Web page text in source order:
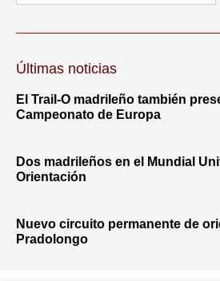
Últimas noticias
El Trail-O madrileño también
Campeonato de Europa
Dos madrileños en el Mundial
Orientación
Nuevo circuito permanente de
Pradolongo